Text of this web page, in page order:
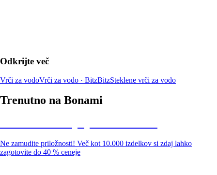
Odkrijte več
Vrči za vodoVrči za vodo · BitzBitzSteklene vrči za vodo
Trenutno na Bonami
Ne zamudite priložnosti! Več kot 10.000 izdelkov si zdaj lahko
zagotovite do 40 % ceneje